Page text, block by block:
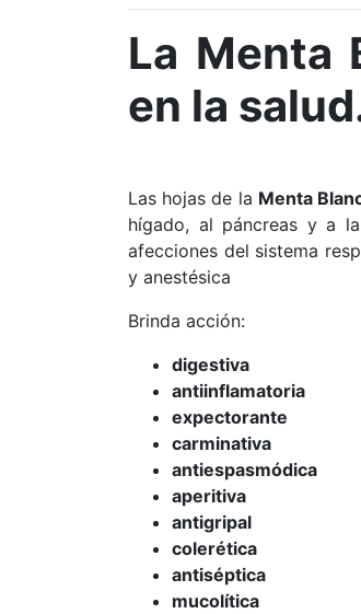
La Menta
en la
Las hojas de la Menta
hígado, al páncreas y a
afecciones del sistema
y anestésica
Brinda acción:
digestiva
antiinflamatoria
expectorante
carminativa
antiespasmódica
aperitiva
antigripal
colerética
antiséptica
mucolítica